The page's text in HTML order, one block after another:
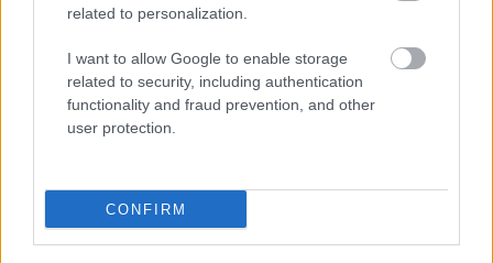
related to personalization.
I want to allow Google to enable storage
related to security, including authentication
functionality and fraud prevention, and other
user protection.
CONFIRM
Hódmezővásárhely iskolaépítés
református iskoláját
A Szőnyi Benjámin Általános Iskola fejlesztését a FERROÉP
kivitelezheti; a munkák csaknem egy évig tartanak majd.